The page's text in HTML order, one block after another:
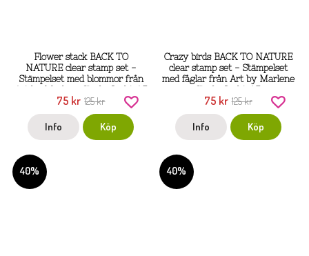
Flower stack BACK TO
NATURE clear stamp set -
Stämpelset med blommor från
75 kr 125 kr
Info Köp
Crazy birds BACK TO NATURE
clear stamp set - Stämpelset
med fåglar från Art by Marlene
75 kr 125 kr
Info Köp
40% 40%